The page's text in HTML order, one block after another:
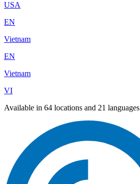
USA
EN
Vietnam
EN
Vietnam
VI
Available in 64 locations and 21 languages